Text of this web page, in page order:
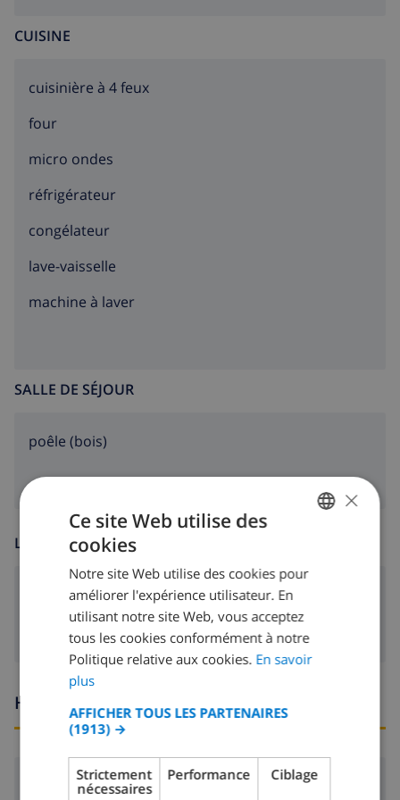
CUISINE
cuisinière à 4 feux
four
micro ondes
réfrigérateur
congélateur
lave-vaisselle
machine à laver
SALLE DE SÉJOUR
poêle (bois)
LOISIR
lecteur DVD
Heures d'arrivée et de départ
Arrivée: De 16:00 avant 19:00
DUTCH
SPANISH
GERMAN
DANISH
×
Ce site Web utilise des
cookies
Notre site Web utilise des cookies pour
améliorer l'expérience utilisateur. En
utilisant notre site Web, vous acceptez
tous les cookies conformément à notre
Politique relative aux cookies. En savoir
plus
AFFICHER TOUS LES PARTENAIRES
(1913) →
Strictement
nécessaires
Performance Ciblage